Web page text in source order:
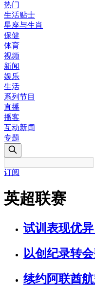
热门
生活贴士
星座与生肖
保健
体育
视频
新闻
娱乐
生活
系列节目
直播
播客
互动新闻
专题
订阅
英超联赛
试训表现优
以创纪录转
续约阿联酋